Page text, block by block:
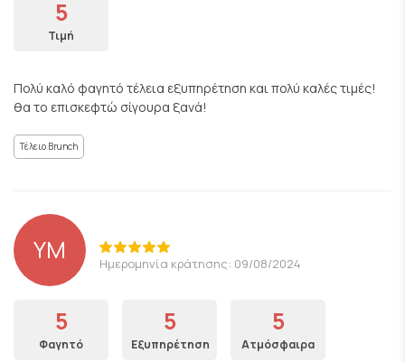
5
Τιμή
Πολύ καλό φαγητό τέλεια εξυπηρέτηση και πολύ καλές τιμές!
θα το επισκεφτώ σίγουρα ξανά!
Τέλειο Brunch
YM Ημερομηνία κράτησης: 09/08/2024
5
Φαγητό
5
Εξυπηρέτηση
5
Ατμόσφαιρα